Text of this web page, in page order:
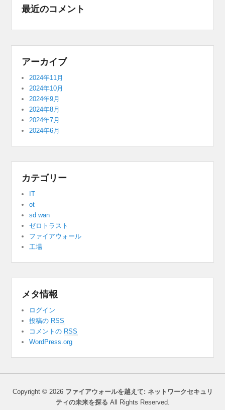
最近のコメント
アーカイブ
2024年11月
2024年10月
2024年9月
2024年8月
2024年7月
2024年6月
カテゴリー
IT
ot
sd wan
ゼロトラスト
ファイアウォール
工場
メタ情報
ログイン
投稿の RSS
コメントの RSS
WordPress.org
Copyright © 2026 ファイアウォールを越えて: ネットワークセキュリ
ティの未来を探る All Rights Reserved.